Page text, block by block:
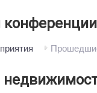
конференции